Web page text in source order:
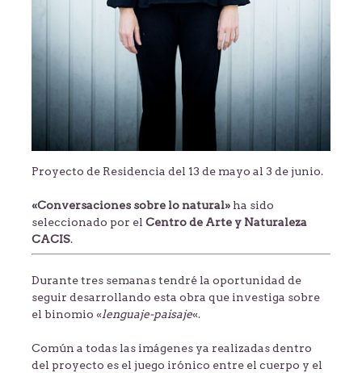
Proyecto de Residencia del 13 de mayo al 3 de junio.
«Conversaciones sobre lo natural»ha sido
seleccionado por el Centro de Arte y Naturaleza
CACIS.
Durante tres semanas tendré la oportunidad de
seguir desarrollando esta obra que investiga sobre
el binomio «lenguaje-paisaje«.
Común a todas las imágenes ya realizadas dentro
del proyecto es el juego irónico entre el cuerpo y el